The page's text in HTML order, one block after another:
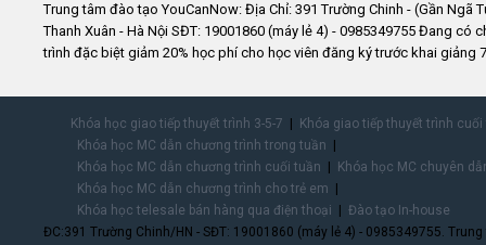
Trung tâm đào tạo YouCanNow: Địa Chỉ: 391 Trường Chinh - (Gần Ngã
Thanh Xuân - Hà Nội SĐT: 19001860 (máy lẻ 4) - 0985349755 Đang có
trình đặc biệt giảm 20% học phí cho học viên đăng ký trước khai giảng
Khóa học giao tiếp thuyết trình 3-5-7
Khóa giao tiếp thuyết trình
Khóa học MC dẫn chương trình trong tuần
Khóa học MC dẫn chương trình cuối tuần
Khóa học MC chuyên
Khóa học MC dẫn chương trình cho trẻ em
Khóa học telesale bán hàng qua điện thoại
Đào tạo In-house
ĐC:391 Trường Chinh/HN - SĐT: 19001860 (máy lẻ 4) - 0985349755.